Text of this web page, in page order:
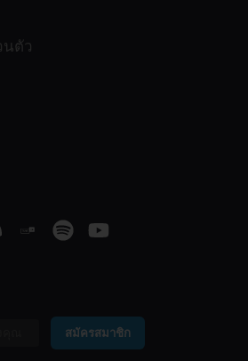
นตัว
สมัครสมาชิก